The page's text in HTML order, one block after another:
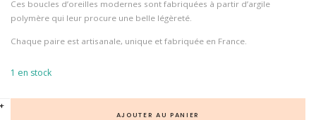
Ces boucles d’oreilles modernes sont fabriquées à partir d’argile
polymère qui leur procure une belle légèreté.
Chaque paire est artisanale, unique et fabriquée en France.
1 en stock
-
AJOUTER AU PANIER